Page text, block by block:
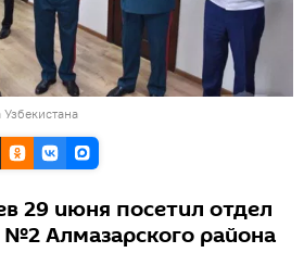
29 июня посетил отдел
Алмазарского района